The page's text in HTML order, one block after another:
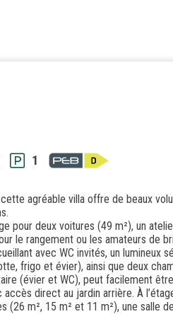
1
agréable villa offre de beaux
pour deux voitures (49 m²), un
le rangement ou les amateurs de
avec WC invités, un lumineux
frigo et évier), ainsi que deux
(évier et WC), peut facilement
direct au jardin arrière. À
m², 15 m² et 11 m²), une salle